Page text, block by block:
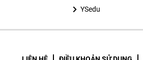
YSedu